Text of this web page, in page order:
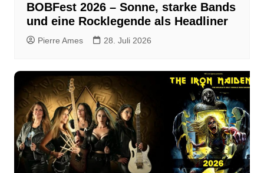
BOBFest 2026 – Sonne, starke Bands
und eine Rocklegende als Headliner
Pierre Ames 28. Juli 2026